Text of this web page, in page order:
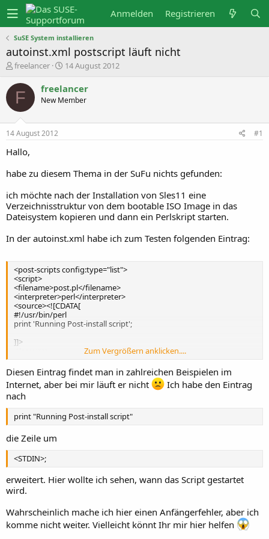
Anmelden Registrieren
SuSE System installieren
autoinst.xml postscript läuft nicht
E
s
t
e
l
r
freelancer
E
t
e
14 August 2012
F freelancer
New Member
14 August 2012 #1
Hallo,
habe zu diesem Thema in der SuFu nichts gefunden:
ich möchte nach der Installation von Sles11 eine
Verzeichnisstruktur von dem bootable ISO Image in das
Dateisystem kopieren und dann ein Perlskript starten.
In der autoinst.xml habe ich zum Testen folgenden Eintrag:
<post-scripts config:type="list">
<script>
<filename>post.pl</filename>
<interpreter>perl</interpreter>
<source><![CDATA[
#!/usr/bin/perl
print 'Running Post-install script';
]]>
</post-scripts>
Zum Vergrößern anklicken....
Diesen Eintrag findet man in zahlreichen Beispielen im
Internet, aber bei mir läuft er nicht
Ich habe den Eintrag
nach
print "Running Post-install script"
die Zeile um
<STDIN>;
erweitert. Hier wollte ich sehen, wann das Script gestartet
wird.
Wahrscheinlich mache ich hier einen Anfängerfehler, aber ich
komme nicht weiter. Vielleicht könnt Ihr mir hier helfen